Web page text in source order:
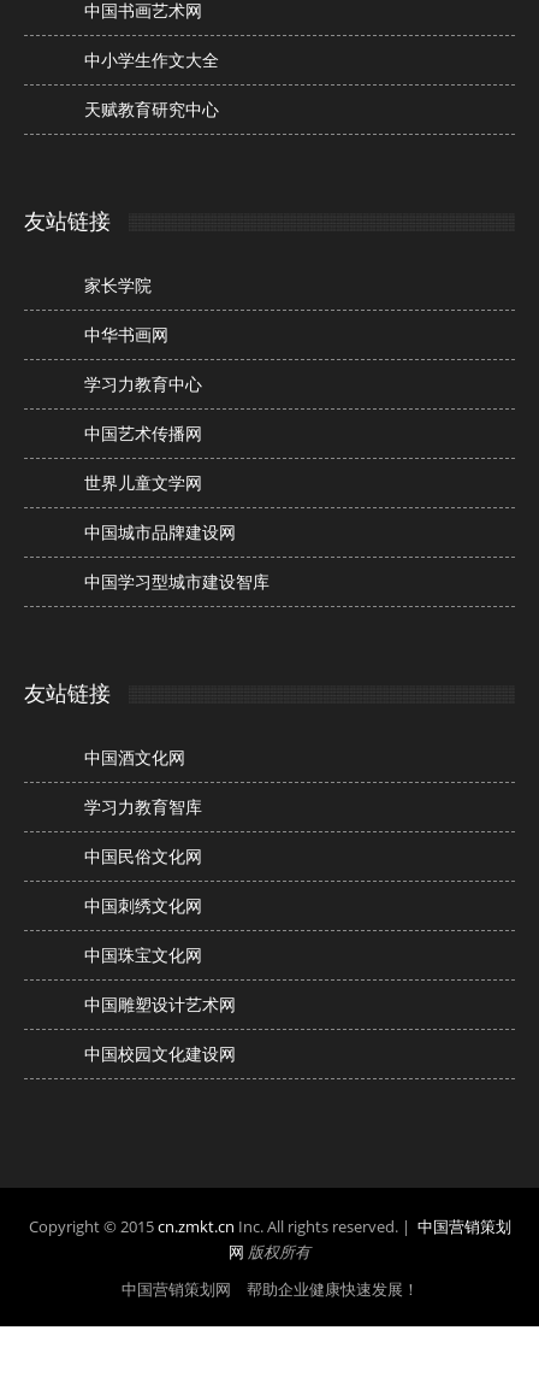
中国书画艺术网
中小学生作文大全
天赋教育研究中心
友站链接
家长学院
中华书画网
学习力教育中心
中国艺术传播网
世界儿童文学网
中国城市品牌建设网
中国学习型城市建设智库
友站链接
中国酒文化网
学习力教育智库
中国民俗文化网
中国刺绣文化网
中国珠宝文化网
中国雕塑设计艺术网
中国校园文化建设网
Copyright © 2015cn.zmkt.cn Inc. All rights reserved. | 中国营销策划
网 版权所有
中国营销策划网 帮助企业健康快速发展！